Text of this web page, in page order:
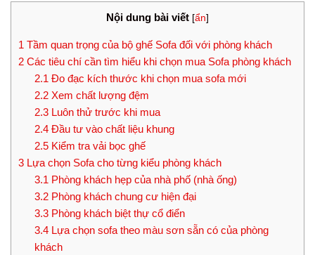
Nội dung bài viết [ẩn]
1 Tầm quan trọng của bộ ghế Sofa đối với phòng khách
2 Các tiêu chí cần tìm hiểu khi chọn mua Sofa phòng khách
2.1 Đo đạc kích thước khi chọn mua sofa mới
2.2Xem chất lượng đệm
2.3Luôn thử trước khi mua
2.4Đầu tư vào chất liệu khung
2.5Kiểm tra vải bọc ghế
3 Lựa chọn Sofa cho từng kiểu phòng khách
3.1 Phòng khách hẹp của nhà phố (nhà ống)
3.2Phòng khách chung cư hiện đại
3.3Phòng khách biệt thự cổ điển
3.4Lựa chọn sofa theo màu sơn sẵn có của phòng
khách